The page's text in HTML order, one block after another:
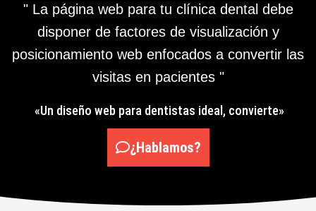
" La página web para tu clínica dental debe
disponer de factores de visualización y
posicionamiento web enfocados a convertir las
visitas en pacientes "
«Un diseño web para dentistas ideal, convierte»
¿Hablamos?